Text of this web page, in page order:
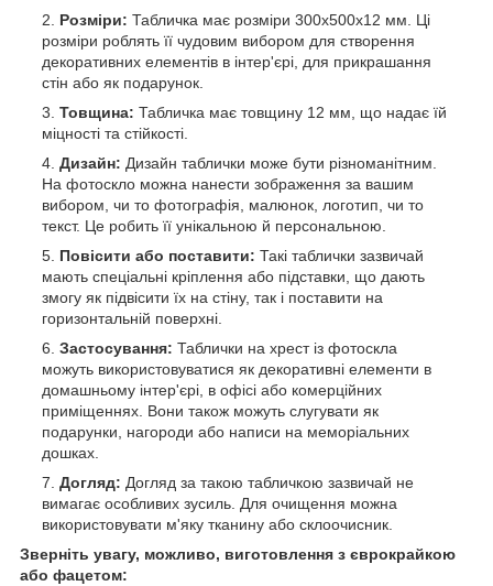
Розміри: Табличка має розміри 300х500х12 мм. Ці
розміри роблять її чудовим вибором для створення
декоративних елементів в інтер'єрі, для прикрашання
стін або як подарунок.
Товщина: Табличка має товщину 12 мм, що надає їй
міцності та стійкості.
Дизайн: Дизайн таблички може бути різноманітним.
На фотоскло можна нанести зображення за вашим
вибором, чи то фотографія, малюнок, логотип, чи то
текст. Це робить її унікальною й персональною.
Повісити або поставити: Такі таблички зазвичай
мають спеціальні кріплення або підставки, що дають
змогу як підвісити їх на стіну, так і поставити на
горизонтальній поверхні.
Застосування: Таблички на хрест із фотоскла
можуть використовуватися як декоративні елементи в
домашньому інтер'єрі, в офісі або комерційних
приміщеннях. Вони також можуть слугувати як
подарунки, нагороди або написи на меморіальних
дошках.
Догляд: Догляд за такою табличкою зазвичай не
вимагає особливих зусиль. Для очищення можна
використовувати м'яку тканину або склоочисник.
Зверніть увагу, можливо, виготовлення з єврокрайкою
або фацетом: